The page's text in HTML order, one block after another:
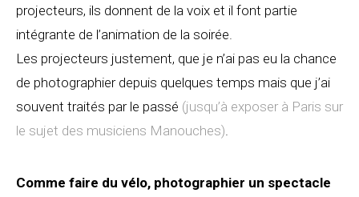
projecteurs, ils donnent de la voix et il font partie
intégrante de l’animation de la soirée.
Les projecteurs justement, que je n’ai pas eu la chance
de photographier depuis quelques temps mais que j’ai
souvent traités par le passé (jusqu’à exposer à Paris sur
le sujet des musiciens Manouches)
Comme faire du vélo, photographier un spectacle